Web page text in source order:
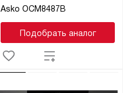
Asko OCM8487B
Подобрать аналог